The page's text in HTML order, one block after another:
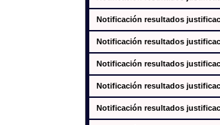
Notificación resultados
Notificación resultados
Notificación resultados
Notificación resultados
Notificación resultados